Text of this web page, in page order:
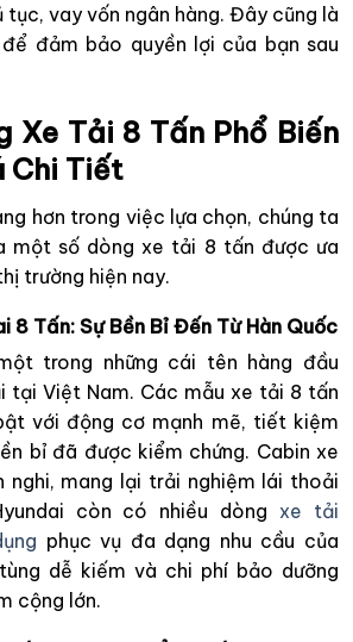
vay vốn ngân hàng. Đây cũng là
đảm bảo quyền lợi của bạn sau
Xe Tải 8 Tấn Phổ Biến
Chi Tiết
hơn trong việc lựa chọn, chúng ta
một số dòng xe tải 8 tấn được ưa
trường hiện nay.
8 Tấn: Sự Bền Bỉ Đến Từ Hàn Quốc
trong những cái tên hàng đầu
tại Việt Nam. Các mẫu xe tải 8 tấn
với động cơ mạnh mẽ, tiết kiệm
bỉ đã được kiểm chứng. Cabin xe
mang lại trải nghiệm lái thoải
còn có nhiều dòng xe tải
phục vụ đa dạng nhu cầu của
dễ kiếm và chi phí bảo dưỡng
cộng lớn.